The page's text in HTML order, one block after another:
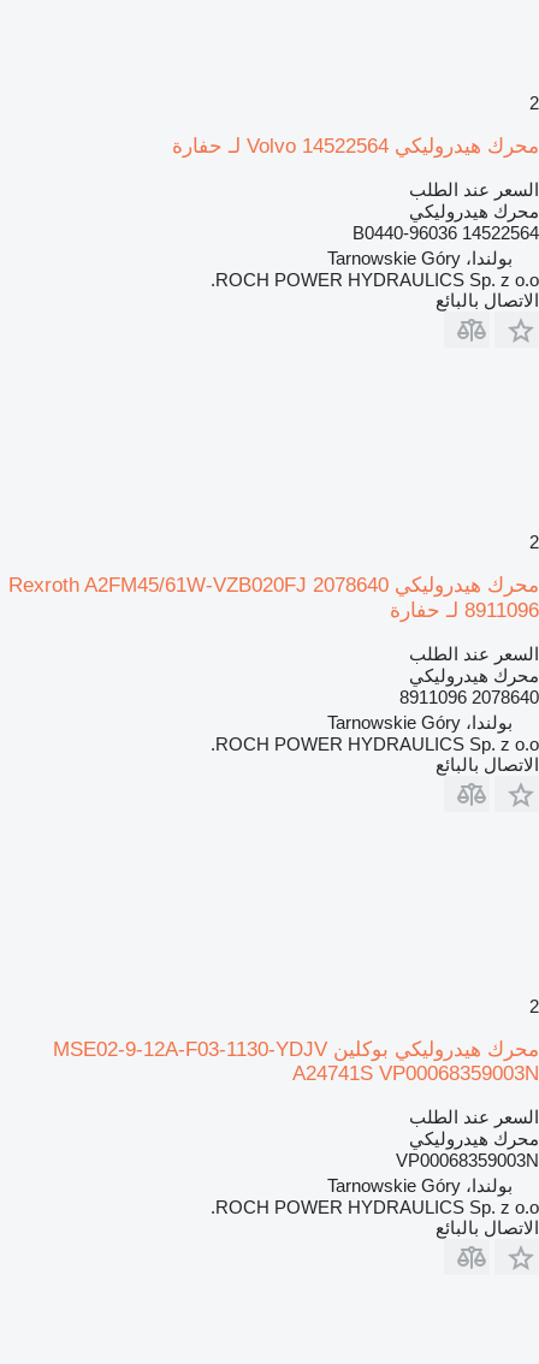
2
محرك هيدروليكي Volvo 14522564 لـ حفارة
السعر عند الطلب
محرك هيدروليكي
14522564 B0440-96036
بولندا، Tarnowskie Góry
ROCH POWER HYDRAULICS Sp. z o.o.
الاتصال بالبائع
2
محرك هيدروليكي Rexroth A2FM45/61W-VZB020FJ 2078640
8911096 لـ حفارة
السعر عند الطلب
محرك هيدروليكي
2078640 8911096
بولندا، Tarnowskie Góry
ROCH POWER HYDRAULICS Sp. z o.o.
الاتصال بالبائع
2
محرك هيدروليكي بوكلين MSE02-9-12A-F03-1130-YDJV
A24741S VP00068359003N
السعر عند الطلب
محرك هيدروليكي
VP00068359003N
بولندا، Tarnowskie Góry
ROCH POWER HYDRAULICS Sp. z o.o.
الاتصال بالبائع